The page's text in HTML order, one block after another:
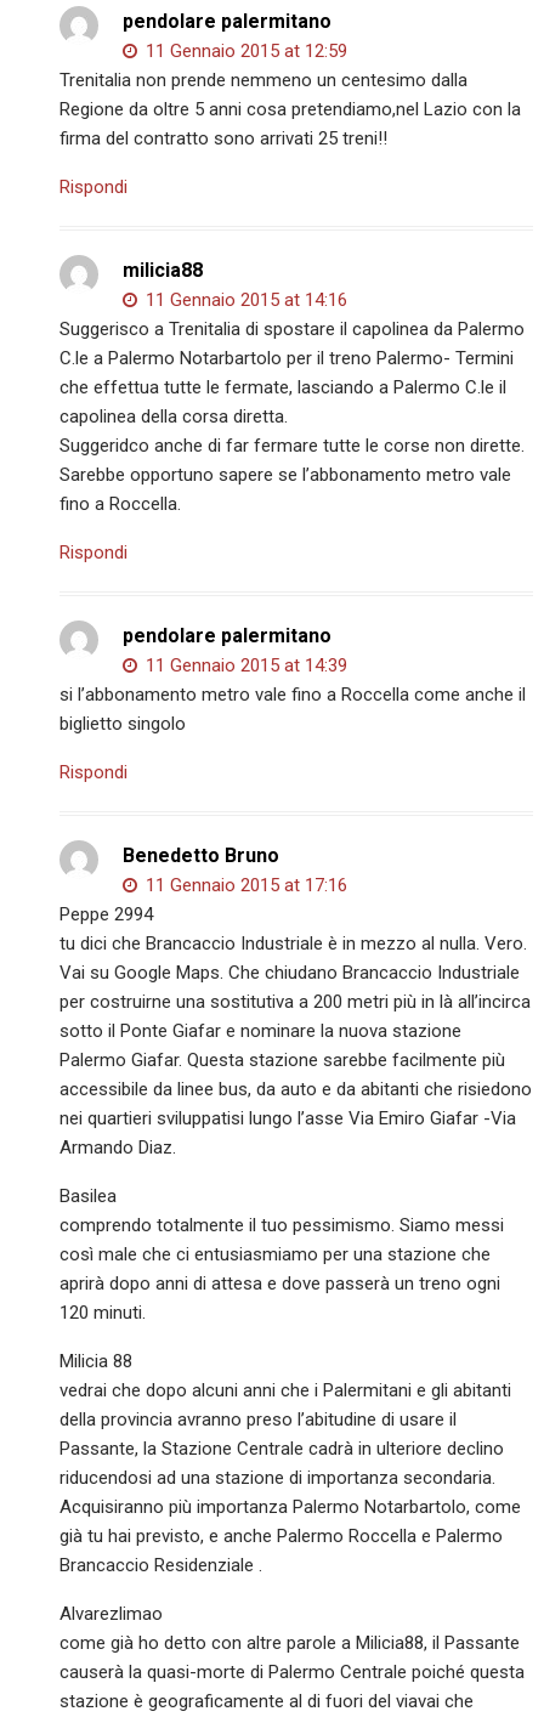
pendolare palermitano
11 Gennaio 2015 at 12:59
Trenitalia non prende nemmeno un centesimo dalla
Regione da oltre 5 anni cosa pretendiamo,nel Lazio con la
firma del contratto sono arrivati 25 treni!!
Rispondi
milicia88
11 Gennaio 2015 at 14:16
Suggerisco a Trenitalia di spostare il capolinea da Palermo
C.le a Palermo Notarbartolo per il treno Palermo- Termini
che effettua tutte le fermate, lasciando a Palermo C.le il
capolinea della corsa diretta.
Suggeridco anche di far fermare tutte le corse non dirette.
Sarebbe opportuno sapere se l’abbonamento metro vale
fino a Roccella.
Rispondi
pendolare palermitano
11 Gennaio 2015 at 14:39
si l’abbonamento metro vale fino a Roccella come anche il
biglietto singolo
Rispondi
Benedetto Bruno
11 Gennaio 2015 at 17:16
Peppe 2994
tu dici che Brancaccio Industriale è in mezzo al nulla. Vero.
Vai su Google Maps. Che chiudano Brancaccio Industriale
per costruirne una sostitutiva a 200 metri più in là all’incirca
sotto il Ponte Giafar e nominare la nuova stazione
Palermo Giafar. Questa stazione sarebbe facilmente più
accessibile da linee bus, da auto e da abitanti che risiedono
nei quartieri sviluppatisi lungo l’asse Via Emiro Giafar -Via
Armando Diaz.
Basilea
comprendo totalmente il tuo pessimismo. Siamo messi
così male che ci entusiasmiamo per una stazione che
aprirà dopo anni di attesa e dove passerà un treno ogni
120 minuti.
Milicia 88
vedrai che dopo alcuni anni che i Palermitani e gli abitanti
della provincia avranno preso l’abitudine di usare il
Passante, la Stazione Centrale cadrà in ulteriore declino
riducendosi ad una stazione di importanza secondaria.
Acquisiranno più importanza Palermo Notarbartolo, come
già tu hai previsto, e anche Palermo Roccella e Palermo
Brancaccio Residenziale .
Alvarezlimao
come già ho detto con altre parole a Milicia88, il Passante
causerà la quasi-morte di Palermo Centrale poiché questa
stazione è geograficamente al di fuori del viavai che